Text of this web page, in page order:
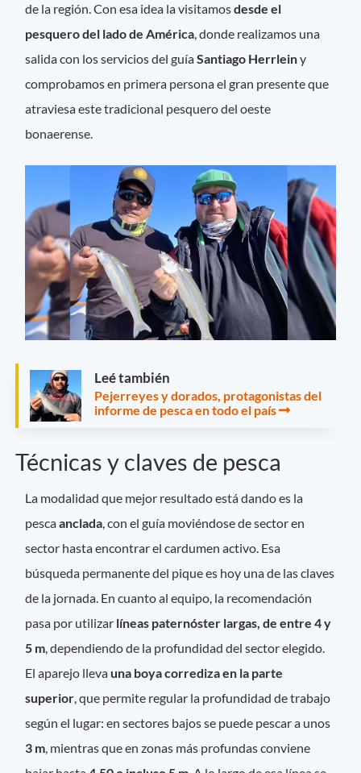
de la región. Con esa idea la visitamosdesde el
pesquero del lado de América, donde realizamos una
salida con los servicios del guíaSantiago Herrleiny
comprobamos en primera persona el gran presente que
atraviesa este tradicional pesquero del oeste
bonaerense.
Leé también
Pejerreyes y dorados, protagonistas del
informe de pesca en todo el país
Técnicas y claves de pesca
La modalidad que mejor resultado está dando es la
pescaanclada, con el guía moviéndose de sector en
sector hasta encontrar el cardumen activo. Esa
búsqueda permanente del pique es hoy una de las claves
de la jornada. En cuanto al equipo, la recomendación
pasa por utilizar líneas paternóster largas, de entre 4 y
5 m, dependiendo de la profundidad del sector elegido.
El aparejo lleva una boya corrediza en la parte
superior, que permite regular la profundidad de trabajo
según el lugar: en sectores bajos se puede pescar a unos
3 m, mientras que en zonas más profundas conviene